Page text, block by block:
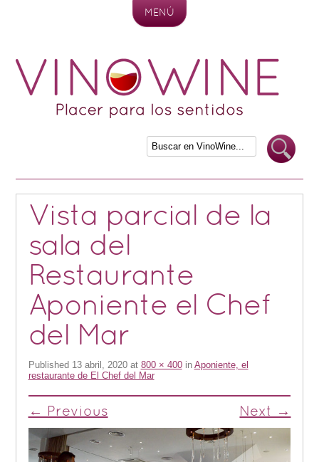
MENÚ
Vista parcial de la
sala del
Restaurante
Aponiente el Chef
del Mar
Published 13 abril, 2020at 800 × 400in Aponiente, el
restaurante de El Chef del Mar
← Previous Next →